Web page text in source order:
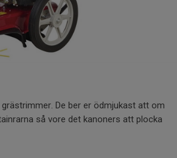
De ber er ödmjukast att om
så vore det kanoners att plocka